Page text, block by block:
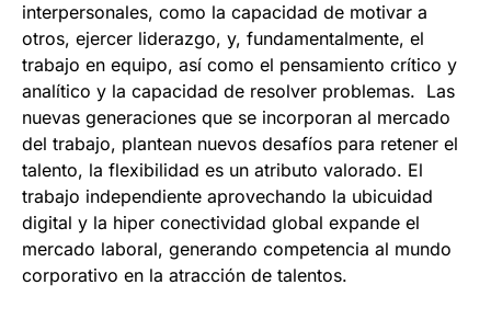
interpersonales, como la capacidad de motivar a
otros, ejercer liderazgo, y, fundamentalmente, el
trabajo en equipo, así como el pensamiento crítico y
analítico y la capacidad de resolver problemas. Las
nuevas generaciones que se incorporan al mercado
del trabajo, plantean nuevos desafíos para retener el
talento, la flexibilidad es un atributo valorado. El
trabajo independiente aprovechando la ubicuidad
digital y la hiper conectividad global expande el
mercado laboral, generando competencia al mundo
corporativo en la atracción de talentos.